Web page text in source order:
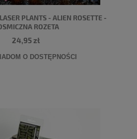
PLANTS - ALIEN ROSETTE -
ROZETA
24,95 zł
O DOSTĘPNOŚCI